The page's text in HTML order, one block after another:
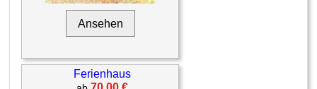
Ansehen
Ferienhaus